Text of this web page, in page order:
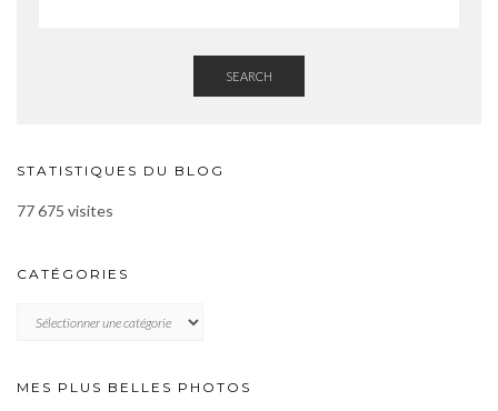
SEARCH
STATISTIQUES DU BLOG
77 675 visites
CATÉGORIES
MES PLUS BELLES PHOTOS